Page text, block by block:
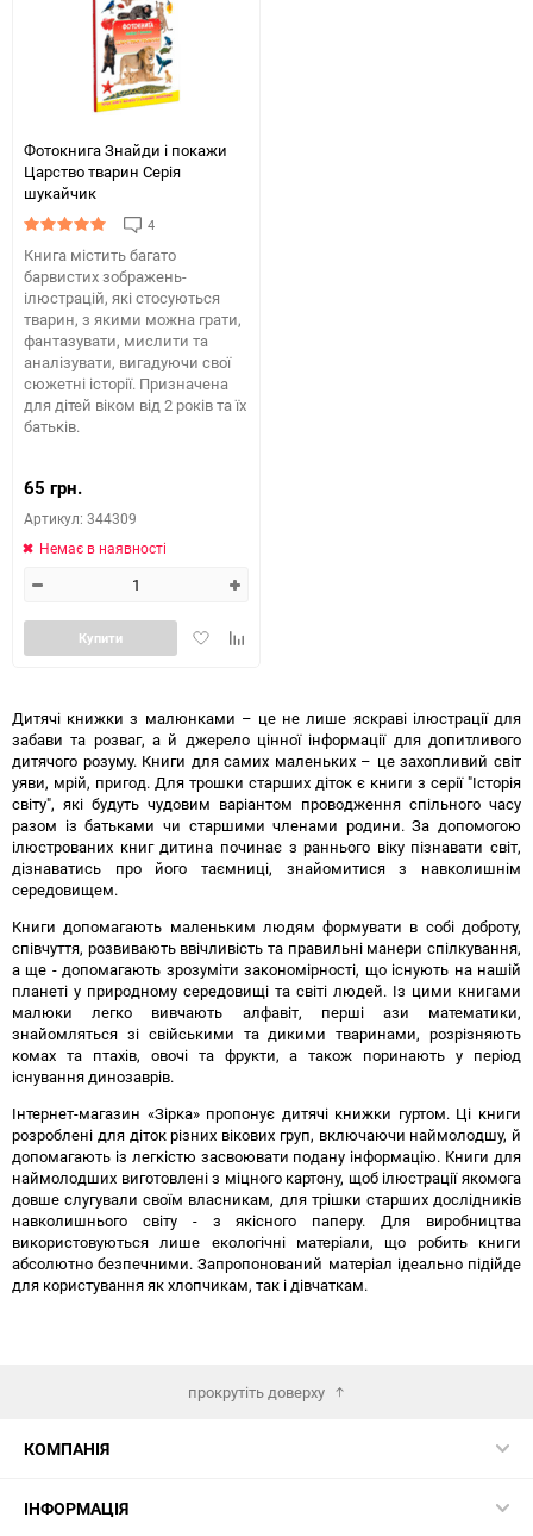
Фотокнига Знайди і покажи
Царство тварин Серія
шукайчик
4
Книга містить багато
барвистих зображень-
ілюстрацій, які стосуються
тварин, з якими можна грати,
фантазувати, мислити та
аналізувати, вигадуючи свої
сюжетні історії. Призначена
для дітей віком від 2 років та їх
батьків.
65 грн.
Артикул: 344309
Немає в наявності
ДодатиДодайте
Купити
Дитячі книжки з малюнками – це не лише яскраві ілюстрації для
забави та розваг, а й джерело цінної інформації для допитливого
дитячого розуму. Книги для самих маленьких – це захопливий світ
уяви, мрій, пригод. Для трошки старших діток є книги з серії "Історія
світу", які будуть чудовим варіантом проводження спільного часу
разом із батьками чи старшими членами родини. За допомогою
ілюстрованих книг дитина починає з раннього віку пізнавати світ,
дізнаватись про його таємниці, знайомитися з навколишнім
середовищем.
Книги допомагають маленьким людям формувати в собі доброту,
співчуття, розвивають ввічливість та правильні манери спілкування,
а ще - допомагають зрозуміти закономірності, що існують на нашій
планеті у природному середовищі та світі людей. Із цими книгами
малюки легко вивчають алфавіт, перші ази математики,
знайомляться зі свійськими та дикими тваринами, розрізняють
комах та птахів, овочі та фрукти, а також поринають у період
існування динозаврів.
Інтернет-магазин «Зірка» пропонує дитячі книжки гуртом. Ці книги
розроблені для діток різних вікових груп, включаючи наймолодшу, й
допомагають із легкістю засвоювати подану інформацію. Книги для
наймолодших виготовлені з міцного картону, щоб ілюстрації якомога
довше слугували своїм власникам, для трішки старших дослідників
навколишнього світу - з якісного паперу. Для виробництва
використовуються лише екологічні матеріали, що робить книги
абсолютно безпечними. Запропонований матеріал ідеально підійде
для користування як хлопчикам, так і дівчаткам.
прокрутіть доверху
КОМПАНІЯ
ІНФОРМАЦІЯ